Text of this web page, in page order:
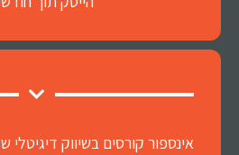
אינספור קורסים בשיווק